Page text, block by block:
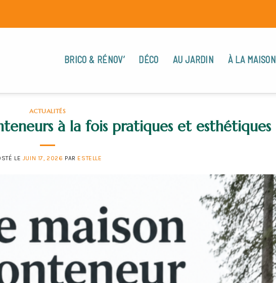
BRICO & RÉNOV’ DÉCO AU JARDIN À LA MAISON
ACTUALITÉS
à la fois pratiques et esthétiques
LE JUIN 17, 2026 PAR ESTELLE